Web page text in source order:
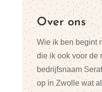
Over ons
Wie ik ben begint
die ik ook voor de
bedrijfsnaam
op in Zwolle wat